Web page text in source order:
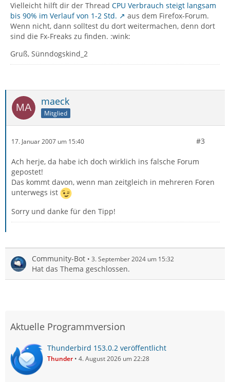
Vielleicht hilft dir der Thread CPU Verbrauch steigt langsam
bis 90% im Verlauf von 1-2 Std.
aus dem Firefox-Forum.
Wenn nicht, dann solltest du dort weitermachen, denn dort
sind die Fx-Freaks zu finden. :wink:
Gruß, Sünndogskind_2
maeck
Mitglied
17. Januar 2007 um 15:40 #3
Ach herje, da habe ich doch wirklich ins falsche Forum
gepostet!
Das kommt davon, wenn man zeitgleich in mehreren Foren
unterwegs ist
Sorry und danke für den Tipp!
Community-Bot 3. September 2024 um 15:32
Hat das Thema geschlossen.
Aktuelle Programmversion
Thunderbird 153.0.2 veröffentlicht
Thunder 4. August 2026 um 22:28